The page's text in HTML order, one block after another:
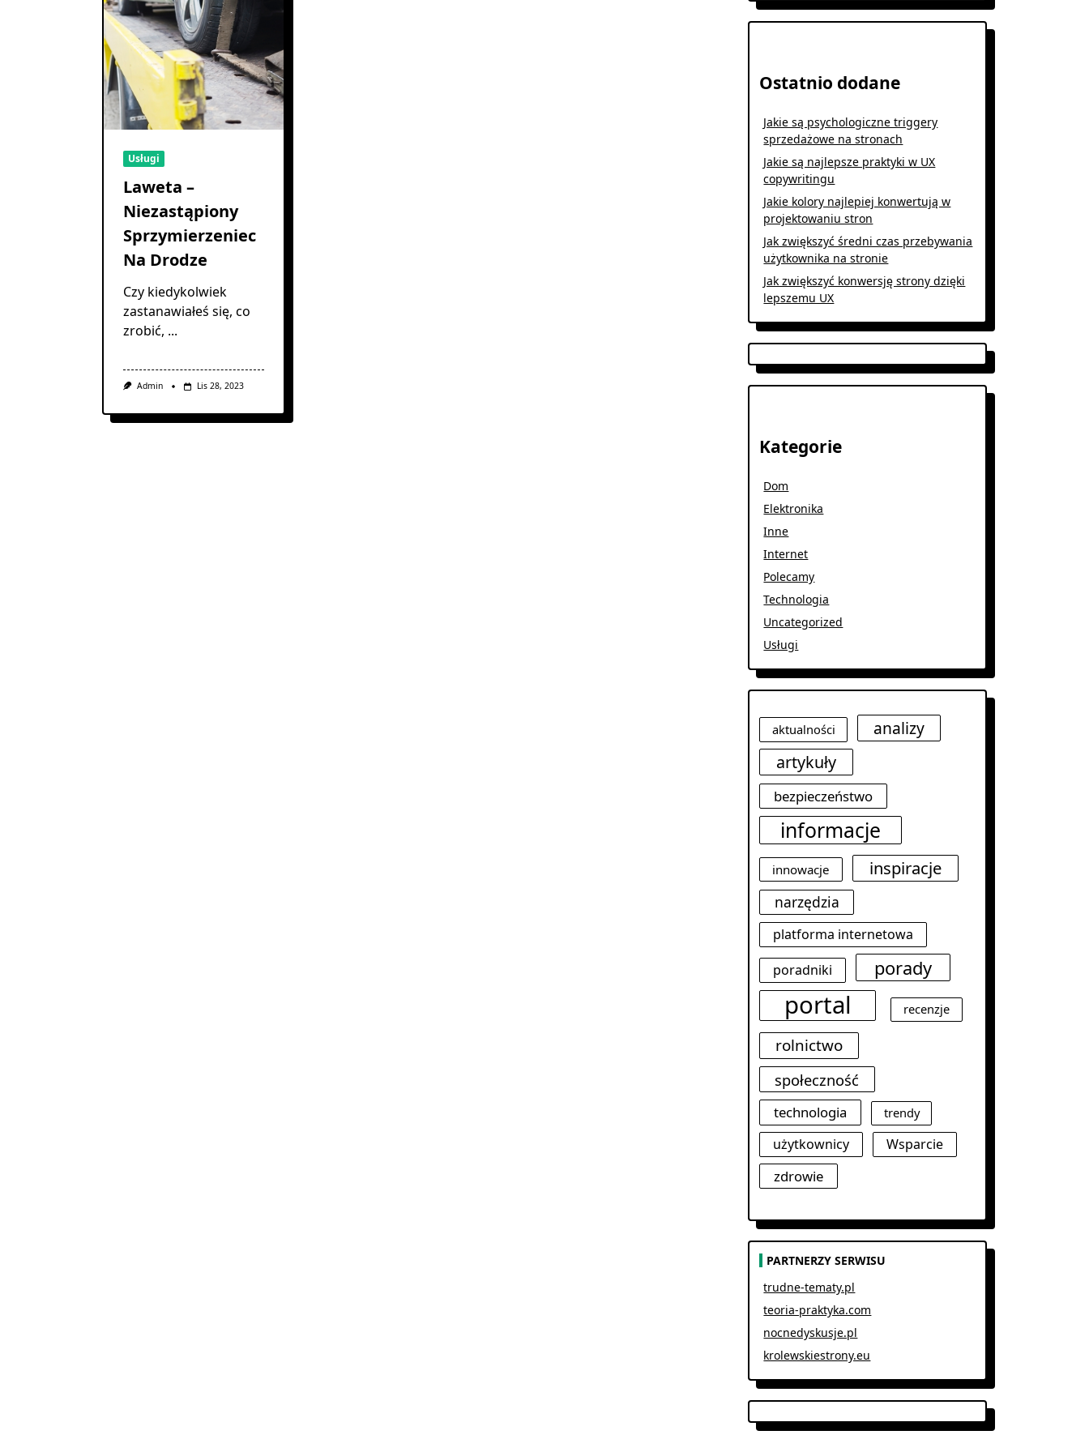
Usługi
Laweta –
Niezastąpiony
Sprzymierzeniec
Na Drodze
Czy kiedykolwiek
zastanawiałeś się, co
zrobić, ...
Admin Lis 28, 2023
Ostatnio dodane
Jakie są psychologiczne triggery
sprzedażowe na stronach
Jakie są najlepsze praktyki w UX
copywritingu
Jakie kolory najlepiej konwertują w
projektowaniu stron
Jak zwiększyć średni czas przebywania
użytkownika na stronie
Jak zwiększyć konwersję strony dzięki
lepszemu UX
Kategorie
Dom
Elektronika
Inne
Internet
Polecamy
Technologia
Uncategorized
Usługi
aktualności
analizy
artykuły
bezpieczeństwo
informacje
innowacje inspiracje
narzędzia
platforma internetowa
poradniki
porady
portal recenzje
rolnictwo
społeczność
technologia trendy
użytkownicy Wsparcie
zdrowie
PARTNERZY SERWISU
trudne-tematy.pl
teoria-praktyka.com
nocnedyskusje.pl
krolewskiestrony.eu